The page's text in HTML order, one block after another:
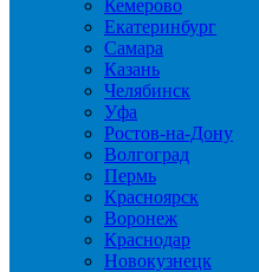
Кемерово
Екатеринбург
Самара
Казань
Челябинск
Уфа
Ростов-на-Дону
Волгоград
Пермь
Красноярск
Воронеж
Краснодар
Новокузнецк